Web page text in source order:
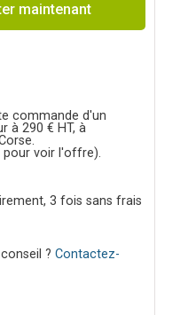
maintenant
commande d'un
à 290 € HT, à
pour voir l'offre).
3 fois sans frais
conseil ?Contactez-